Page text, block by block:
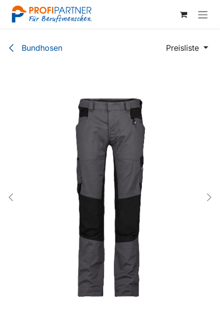
Zum Inhalt springen
Bundhosen Preisliste